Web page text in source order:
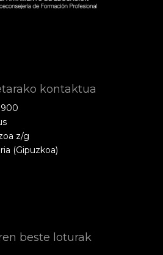
kontaktua
z/g
(Gipuzkoa)
beste loturak